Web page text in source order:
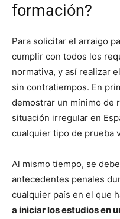
formación?
Para solicitar el arraigo
cumplir con todos los
normativa, y así realizar
sin contratiempos. En
demostrar un mínimo de
situación irregular en
cualquier tipo de prueba
Al mismo tiempo, se
antecedentes penales
cualquier país en el que
a iniciar los estudios en